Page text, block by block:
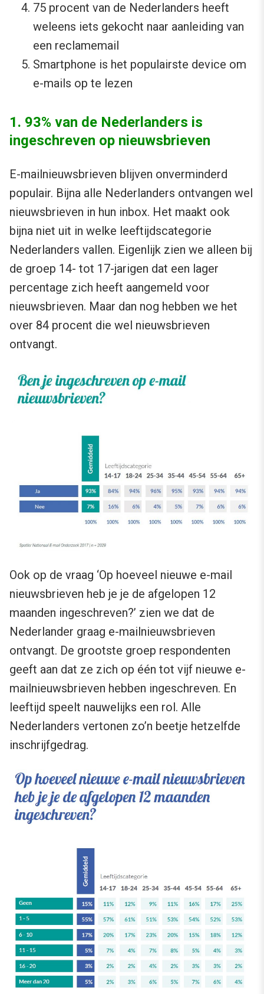
75 procent van de Nederlanders heeft
weleens iets gekocht naar aanleiding van
een reclamemail
Smartphone is het populairste device om
e-mails op te lezen
1. 93% van de Nederlanders is
ingeschreven op nieuwsbrieven
E-mailnieuwsbrieven blijven onverminderd
populair. Bijna alle Nederlanders ontvangen wel
nieuwsbrieven in hun inbox. Het maakt ook
bijna niet uit in welke leeftijdscategorie
Nederlanders vallen. Eigenlijk zien we alleen bij
de groep 14- tot 17-jarigen dat een lager
percentage zich heeft aangemeld voor
nieuwsbrieven. Maar dan nog hebben we het
over 84 procent die wel nieuwsbrieven
ontvangt.
Ook op de vraag ‘Op hoeveel nieuwe e-mail
nieuwsbrieven heb je je de afgelopen 12
maanden ingeschreven?’ zien we dat de
Nederlander graag e-mailnieuwsbrieven
ontvangt. De grootste groep respondenten
geeft aan dat ze zich op één tot vijf nieuwe e-
mailnieuwsbrieven hebben ingeschreven. En
leeftijd speelt nauwelijks een rol. Alle
Nederlanders vertonen zo’n beetje hetzelfde
inschrijfgedrag.